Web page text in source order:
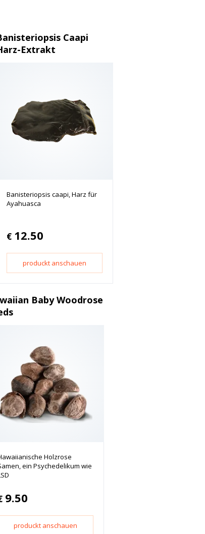
Caapi
Extrakt
Banisteriopsis caapi, Harz für
Ayahuasca
€ 12.50
produckt anschauen
Baby Woodrose
Holzrose
ein Psychedelikum wie
9.50
produckt anschauen